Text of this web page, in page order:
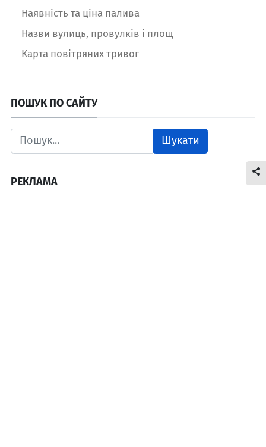
Наявність та ціна палива
Назви вулиць, провулків і площ
Карта повітряних тривог
ПОШУК ПО САЙТУ
Шукати
РЕКЛАМА